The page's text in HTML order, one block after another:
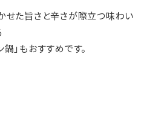
せた旨さと辛さが際立つ味わい
」もおすすめです。